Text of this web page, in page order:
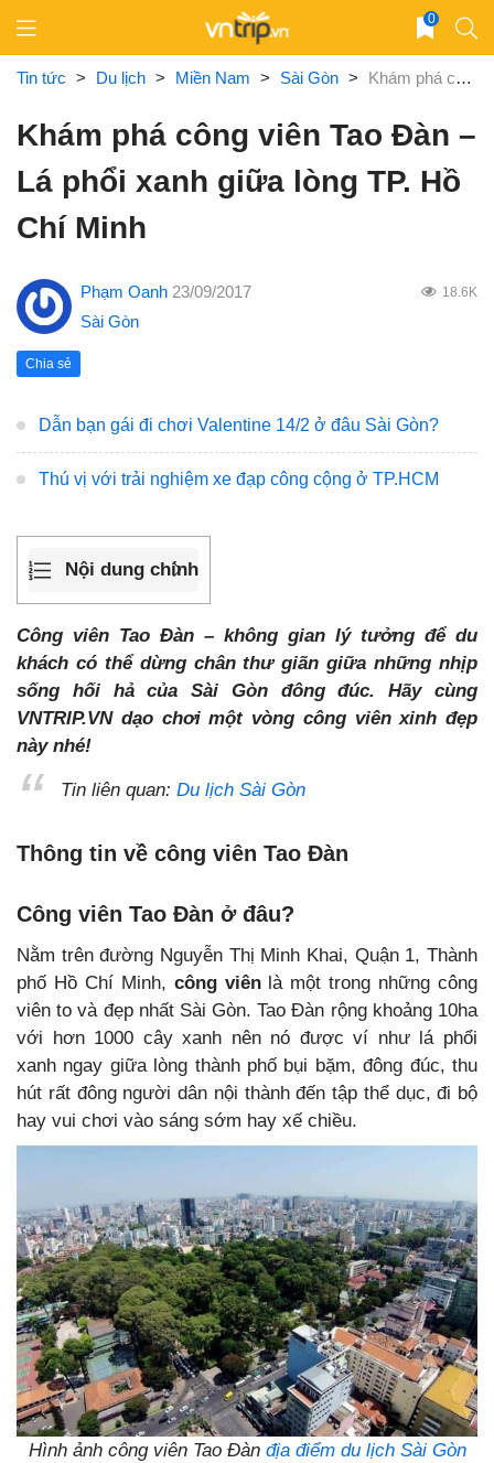
content
0
Tin tức > Du lịch > Miền Nam > Sài Gòn > Khám phá công viên Tao Đàn – Lá phổi xanh giữa lòng TP. Hồ Chí Minh
Khám phá công viên Tao Đàn –
Lá phổi xanh giữa lòng TP. Hồ
Chí Minh
Phạm Oanh 23/09/2017 18.6K
Sài Gòn
Chia sẻ
Dẫn bạn gái đi chơi Valentine 14/2 ở đâu Sài Gòn?
Thú vị với trải nghiệm xe đạp công cộng ở TP.HCM
Nội dung chính
Công viên Tao Đàn – không gian lý tưởng để du
khách có thể dừng chân thư giãn giữa những nhịp
sống hối hả của Sài Gòn đông đúc. Hãy cùng
VNTRIP.VN dạo chơi một vòng công viên xinh đẹp
này nhé!
Tin liên quan: Du lịch Sài Gòn
Thông tin về công viên Tao Đàn
Công viên Tao Đàn ở đâu?
Nằm trên đường Nguyễn Thị Minh Khai, Quận 1, Thành
phố Hồ Chí Minh, công viênlà một trong những công
viên to và đẹp nhất Sài Gòn. Tao Đàn rộng khoảng 10ha
với hơn 1000 cây xanh nên nó được ví như lá phổi
xanh ngay giữa lòng thành phố bụi bặm, đông đúc, thu
hút rất đông người dân nội thành đến tập thể dục, đi bộ
hay vui chơi vào sáng sớm hay xế chiều.
Hình ảnh công viên Tao Đàn địa điểm du lịch Sài Gòn